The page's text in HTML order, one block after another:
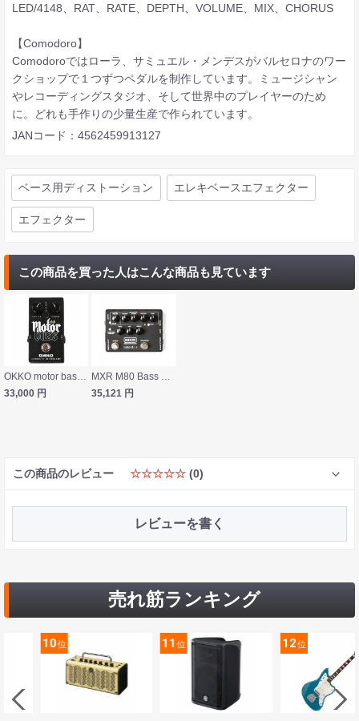
LED/4148、RAT、RATE、DEPTH、VOLUME、MIX、CHORUS
【Comodoro】
Comodoroではローラ、サミュエル・メンデスがバルセロナのワー
クショップで１つずつペダルを制作しています。ミュージシャン
やレコーディングスタジオ、そして世界中のプレイヤーのため
に。どれも手作りの少量生産で作られています。
JANコード：4562459913127
ベース用ディストーション エレキベースエフェクター
エフェクター
この商品を買った人はこんな商品も見ています
33,000 円
35,121 円
この商品のレビュー ☆☆☆☆☆ (0)
レビューを書く
売れ筋ランキング
11位 12位 13位